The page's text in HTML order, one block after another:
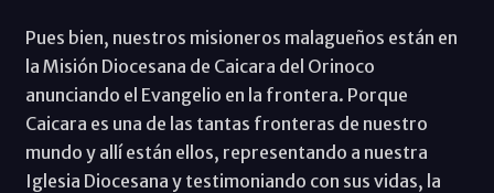
Pues bien, nuestros misioneros malagueños están en
la Misión Diocesana de Caicara del Orinoco
anunciando el Evangelio en la frontera. Porque
Caicara es una de las tantas fronteras de nuestro
mundo y allí están ellos, representando a nuestra
Iglesia Diocesana y testimoniando con sus vidas, la